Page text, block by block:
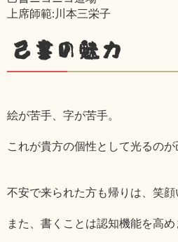
上席師範:川本三栄子
己書の魅力
絵が苦手、字が苦手。
これが貴方の個性として光るのが
不安で来られた方も帰りは、笑顔
また、書くことは認知機能を高め